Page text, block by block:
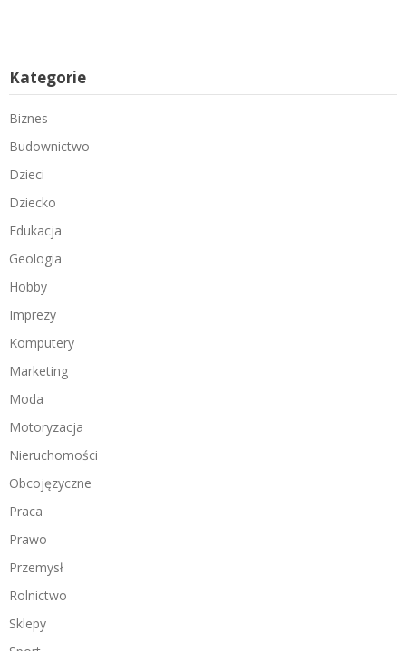
Kategorie
Biznes
Budownictwo
Dzieci
Dziecko
Edukacja
Geologia
Hobby
Imprezy
Komputery
Marketing
Moda
Motoryzacja
Nieruchomości
Obcojęzyczne
Praca
Prawo
Przemysł
Rolnictwo
Sklepy